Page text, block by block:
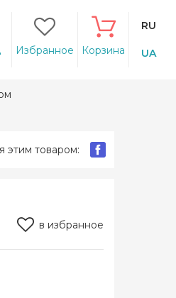
Избранное Корзина
RU
UA
этим товаром:
в избранное